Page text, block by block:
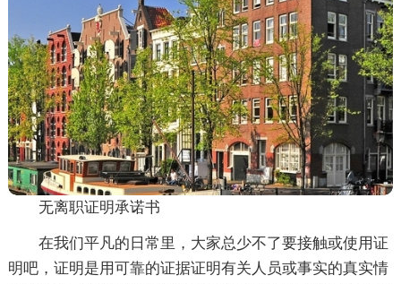
无离职证明承诺书
在我们平凡的日常里，大家总少不了要接触或使用证
明吧，证明是用可靠的证据证明有关人员或事实的真实情